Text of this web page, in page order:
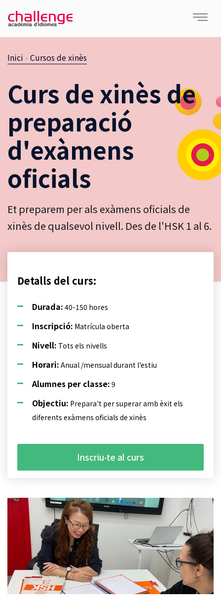
Inici - Cursos de xinès
Curs de xinès de
preparació
d'exàmens
oficials
Et preparem per als exàmens oficials de
xinès de qualsevol nivell. Des de l'HSK 1 al 6.
Detalls del curs:
Durada: 40-150 hores
Inscripció: Matrícula oberta
Nivell: Tots els nivells
Horari: Anual /mensual durant l'estiu
Alumnes per classe: 9
Objectiu: Prepara't per superar amb èxit els
diferents exàmens oficials de xinès
Inscriu-te al curs